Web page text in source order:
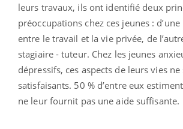
leurs travaux, ils ont identifié deux
préoccupations chez ces jeunes :
entre le travail et la vie privée, de
stagiaire - tuteur. Chez les jeunes
dépressifs, ces aspects de leurs vies
satisfaisants. 50 % d’entre eux
ne leur fournit pas une aide suffisante.